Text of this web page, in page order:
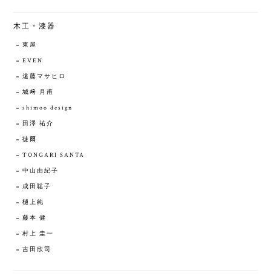
木工・漆器
東屋
EVEN
遠藤マサヒロ
城﨑 月甫
shimoo design
田澤 祐介
徒爾
TONGARI SANTA
中山由紀子
成田聡子
樋上純
藤本 健
村上 圭一
吉田欣司